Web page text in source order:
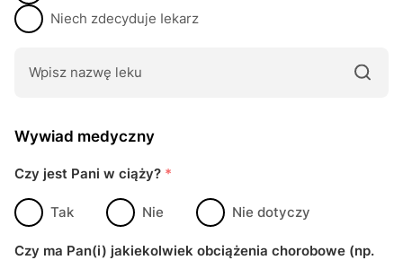
Niech zdecyduje Iеkarz
Wywiad medyczny
Czy jest Pani w ciąży? *
Tak Nie Nie dotyczy
Czy ma Pan(i) jakiekolwiek obciążenia chorobowe (np.